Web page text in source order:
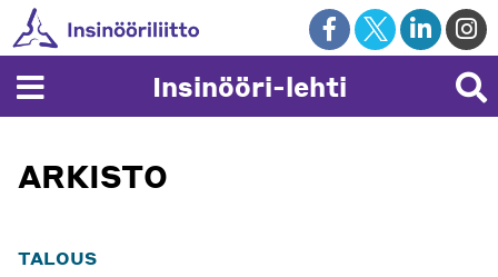
Skip
to
content
Insinööri-lehti
ARKISTO
TALOUS